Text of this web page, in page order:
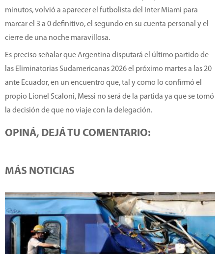
minutos, volvió a aparecer el futbolista del Inter Miami para
marcar el 3 a 0 definitivo, el segundo en su cuenta personal y el
cierre de una noche maravillosa.
Es preciso señalar que Argentina disputará el último partido de
las Eliminatorias Sudamericanas 2026 el próximo martes a las 20
ante Ecuador, en un encuentro que, tal y como lo confirmó el
propio Lionel Scaloni, Messi no será de la partida ya que se tomó
la decisión de que no viaje con la delegación.
OPINÁ, DEJÁ TU COMENTARIO:
MÁS NOTICIAS